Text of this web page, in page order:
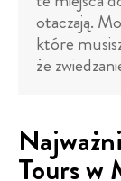
otaczają.
które
że
Tours w